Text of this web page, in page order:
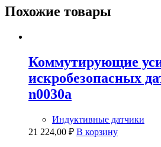
Похожие товары
Коммутирующие
искробезопасных
n0030a
Индуктивные датчики
21 224,00 ₽ В корзину